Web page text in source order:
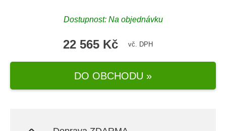
Dostupnost: Na objednávku
22 565 Kč vč. DPH
DO OBCHODU »